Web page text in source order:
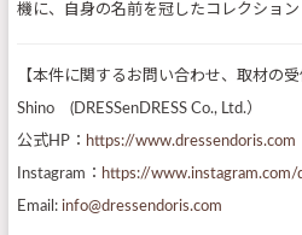
機に、自身の名前を冠したコレクション
【本件に関するお問い合わせ、取材の受
Shino (DRESSenDRESS Co., Ltd.）
公式HP： https://www.dressendoris.com
Instagram： https://www.instagram.com/
Email: info@dressendoris.com